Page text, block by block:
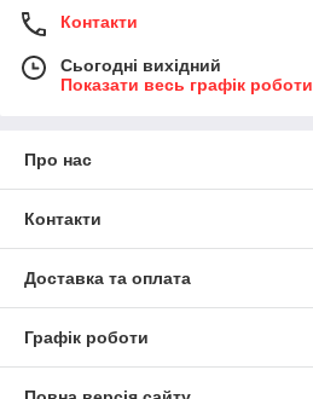
Контакти
Сьогодні вихідний
Показати весь графік роботи
Про нас
Контакти
Доставка та оплата
Графік роботи